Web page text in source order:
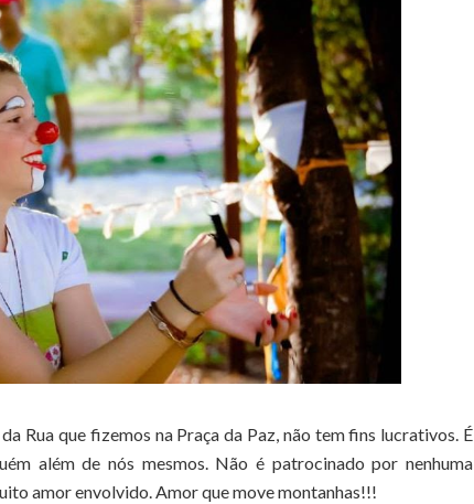
Rua que fizemos na Praça da Paz, não tem fins lucrativos. É
além de nós mesmos. Não é patrocinado por nenhuma
amor envolvido. Amor que move montanhas!!!